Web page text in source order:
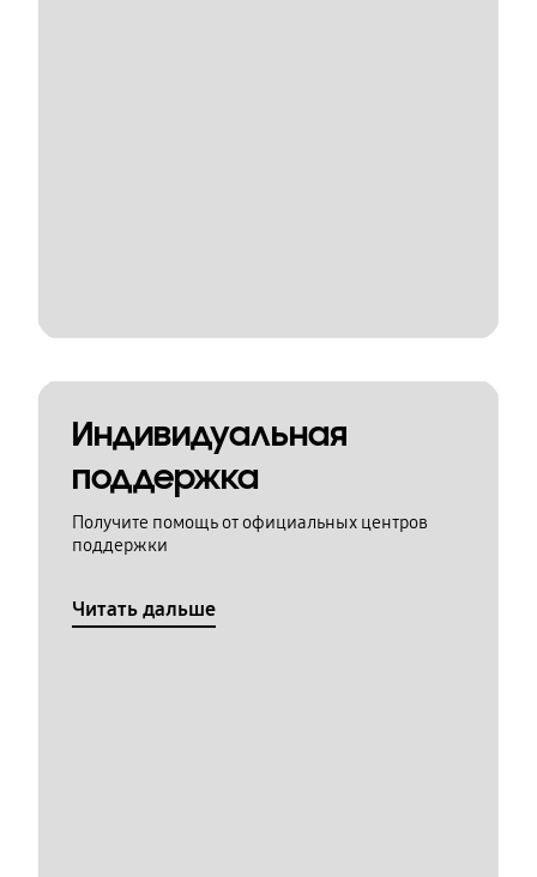
Индивидуальная
поддержка
Получите помощь от официальных центров
поддержки
Читать дальше